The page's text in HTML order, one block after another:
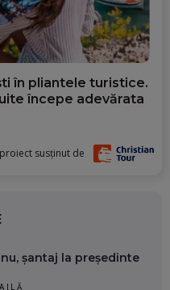
în pliantele turistice.
începe adevărata
susținut de
șantaj la președinte